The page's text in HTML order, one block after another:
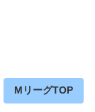
MリーグTOP